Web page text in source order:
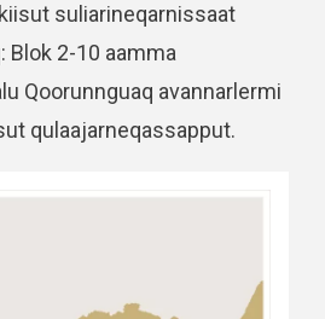
suliarineqarnissaat
Blok 2-10 aamma
Qoorunnguaq avannarlermi
qulaajarneqassapput.